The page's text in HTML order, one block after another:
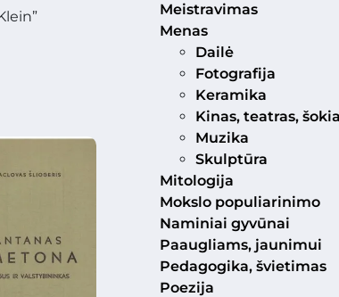
Meistravimas
Menas
Dailė
Fotografija
Keramika
Kinas, teatras,
Muzika
Skulptūra
Mitologija
Mokslo populiarinimo
Naminiai gyvūnai
Paaugliams, jaunimui
Pedagogika, švietimas
Poezija